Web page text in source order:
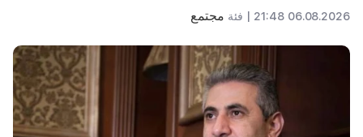
06.08.2026 21:48 | فئة مجتمع